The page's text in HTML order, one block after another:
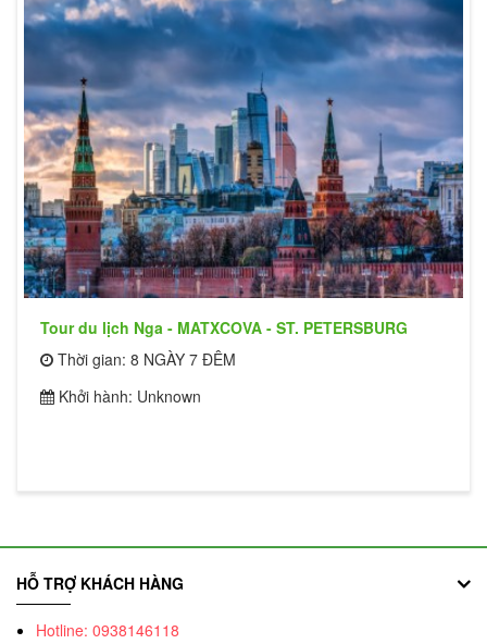
Tour du lịch Nga - MATXCOVA - ST. PETERSBURG
Thời gian: 8 NGÀY 7 ĐÊM
Khởi hành: Unknown
HỖ TRỢ KHÁCH HÀNG
Hotline: 0938146118